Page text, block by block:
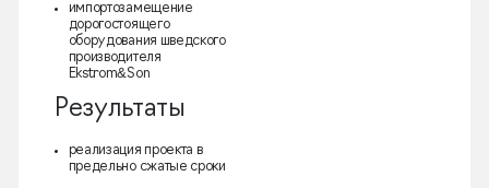
импортозамещение
дорогостоящего
оборудования шведского
производителя
Ekstrom&Son
Результаты
реализация проекта в
предельно сжатые сроки